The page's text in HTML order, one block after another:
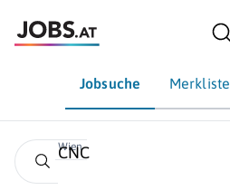
Jobsuche Merkliste
Wien
CNC